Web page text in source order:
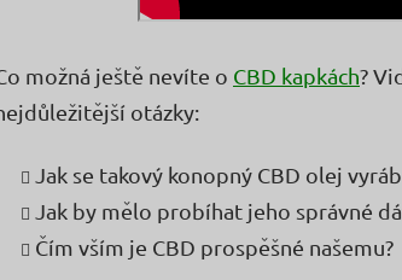
možná ještě nevíte o CBD kapkách?
otázky:
Jak se takový konopný CBD olej
Jak by mělo probíhat jeho správné
Čím vším je CBD prospěšné našemu?